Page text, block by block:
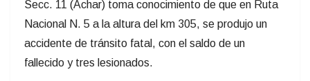
Secc. 11 (Achar) toma conocimiento de que en Ruta
Nacional N. 5 a la altura del km 305, se produjo un
accidente de tránsito fatal, con el saldo de un
fallecido y tres lesionados.